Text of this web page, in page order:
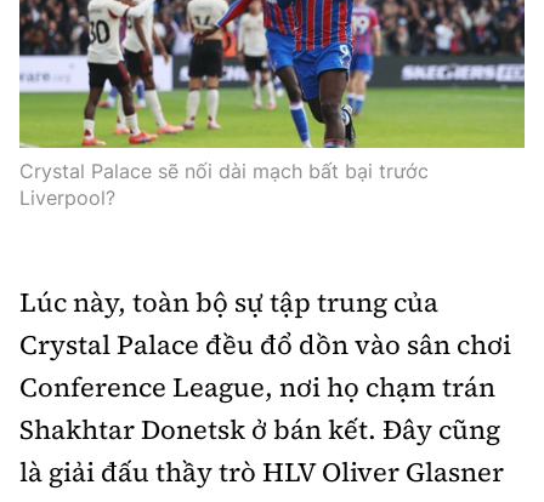
Crystal Palace sẽ nối dài mạch bất bại trước
Liverpool?
Lúc này, toàn bộ sự tập trung của
Crystal Palace đều đổ dồn vào sân chơi
Conference League, nơi họ chạm trán
Shakhtar Donetsk ở bán kết. Đây cũng
là giải đấu thầy trò HLV Oliver Glasner